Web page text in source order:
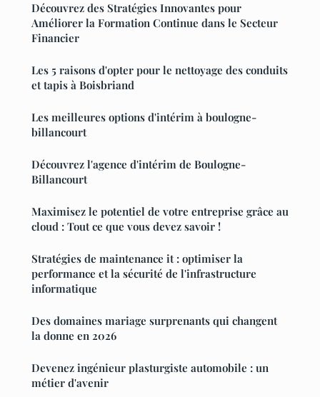
Découvrez des Stratégies Innovantes pour
Améliorer la Formation Continue dans le Secteur
Financier
Les 5 raisons d'opter pour le nettoyage des conduits
et tapis à Boisbriand
Les meilleures options d'intérim à boulogne-
billancourt
Découvrez l'agence d'intérim de Boulogne-
Billancourt
Maximisez le potentiel de votre entreprise grâce au
cloud : Tout ce que vous devez savoir !
Stratégies de maintenance it : optimiser la
performance et la sécurité de l'infrastructure
informatique
Des domaines mariage surprenants qui changent
la donne en 2026
Devenez ingénieur plasturgiste automobile : un
métier d'avenir